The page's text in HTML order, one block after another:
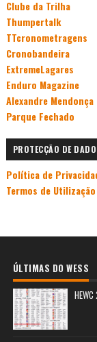
Clube da Trilha
Thumpertalk
TTcronometragens
Cronobandeira
ExtremeLagares
Enduro Magazine
Alexandre Mendonça
Parque Fechado
PROTECÇÃO DE
Política de
Termos de Utilização
ÚLTIMAS DO WESS